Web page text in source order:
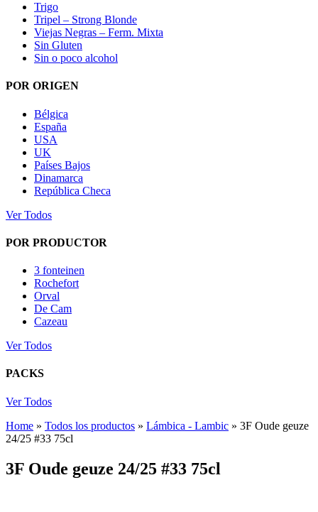
Trigo
Tripel – Strong Blonde
Viejas Negras – Ferm. Mixta
Sin Gluten
Sin o poco alcohol
POR ORIGEN
Bélgica
España
USA
UK
Países Bajos
Dinamarca
República Checa
Ver Todos
POR PRODUCTOR
3 fonteinen
Rochefort
Orval
De Cam
Cazeau
Ver Todos
PACKS
Ver Todos
Home » Todos los productos » Lámbica - Lambic » 3F Oude geuze
24/25 #33 75cl
3F Oude geuze 24/25 #33 75cl